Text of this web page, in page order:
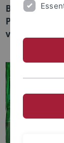
Biologinnen
Pflanzen